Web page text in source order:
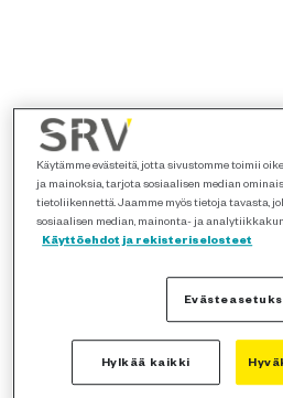
Käytämme evästeitä, jotta sivustomme toimii
ja mainoksia, tarjota sosiaalisen median
tietoliikennettä. Jaamme myös tietoja tavasta,
sosiaalisen median, mainonta- ja
Käyttöehdot ja rekisteriselosteet
Hylkää kaikki